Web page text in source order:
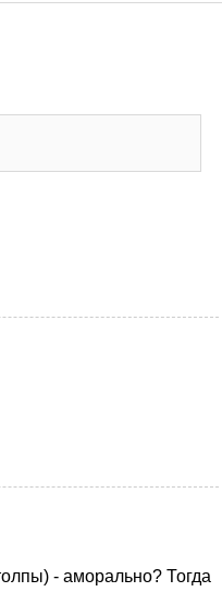
- аморально? Тогда